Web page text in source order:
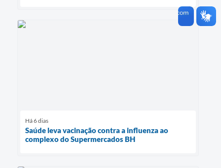
Há 6 dias
Saúde leva vacinação contra a influenza ao
complexo do Supermercados BH